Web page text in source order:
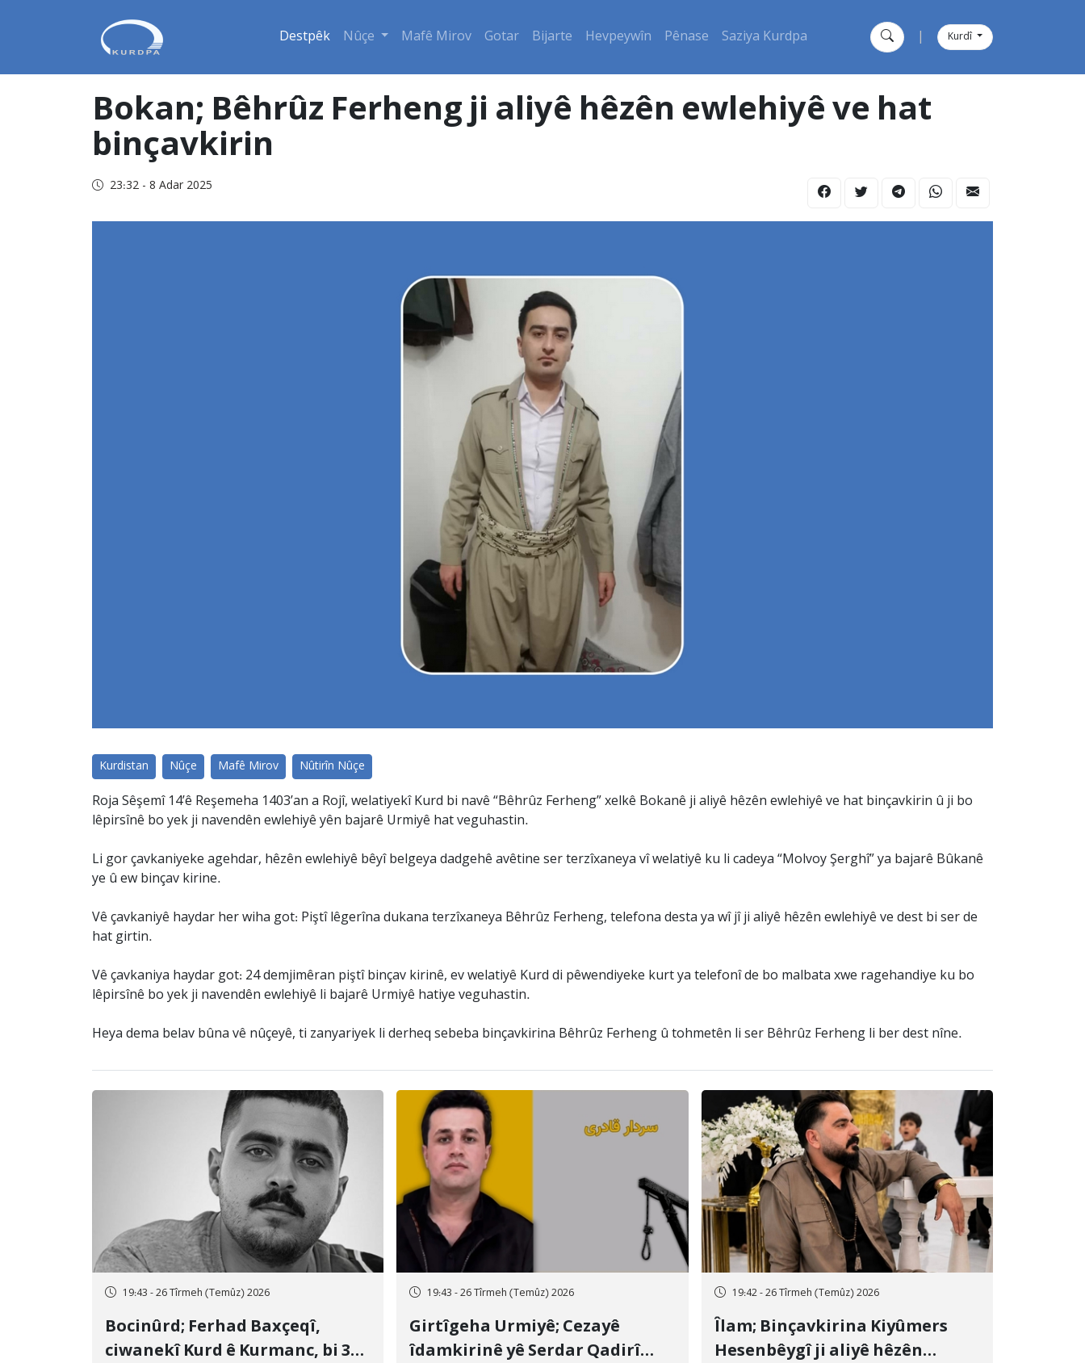
Destpêk Nûçe Mafê Mirov Gotar Bijarte Hevpeywîn Pênase Saziya Kurdpa Kurdî
Bokan; Bêhrûz Ferheng ji aliyê hêzên ewlehiyê ve hat
binçavkirin
23:32 - 8 Adar 2025
Kurdistan Nûçe Mafê Mirov Nûtirîn Nûçe
Roja Sêşemî 14’ê Reşemeha 1403’an a Rojî, welatiyekî Kurd bi navê “Bêhrûz Ferheng” xelkê Bokanê ji aliyê hêzên ewlehiyê ve hat binçavkirin û ji bo
lêpirsînê bo yek ji navendên ewlehiyê yên bajarê Urmiyê hat veguhastin.
Li gor çavkaniyeke agehdar, hêzên ewlehiyê bêyî belgeya dadgehê avêtine ser terzîxaneya vî welatiyê ku li cadeya “Molvoy Şerghî” ya bajarê Bûkanê
ye û ew binçav kirine.
Vê çavkaniyê haydar her wiha got: Piştî lêgerîna dukana terzîxaneya Bêhrûz Ferheng, telefona desta ya wî jî ji aliyê hêzên ewlehiyê ve dest bi ser de
hat girtin.
Vê çavkaniya haydar got: 24 demjimêran piştî binçav kirinê, ev welatiyê Kurd di pêwendiyeke kurt ya telefonî de bo malbata xwe ragehandiye ku bo
lêpirsînê bo yek ji navendên ewlehiyê li bajarê Urmiyê hatiye veguhastin.
Heya dema belav bûna vê nûçeyê, ti zanyariyek li derheq sebeba binçavkirina Bêhrûz Ferheng û tohmetên li ser Bêhrûz Ferheng li ber dest nîne.
19:43 - 26 Tîrmeh (Temûz) 2026
Bocinûrd; Ferhad Baxçeqî,
ciwanekî Kurd ê Kurmanc, bi 3
19:43 - 26 Tîrmeh (Temûz) 2026
Girtîgeha Urmiyê; Cezayê
îdamkirinê yê Serdar Qadirî
19:42 - 26 Tîrmeh (Temûz) 2026
Îlam; Binçavkirina Kiyûmers
Hesenbêygî ji aliyê hêzên